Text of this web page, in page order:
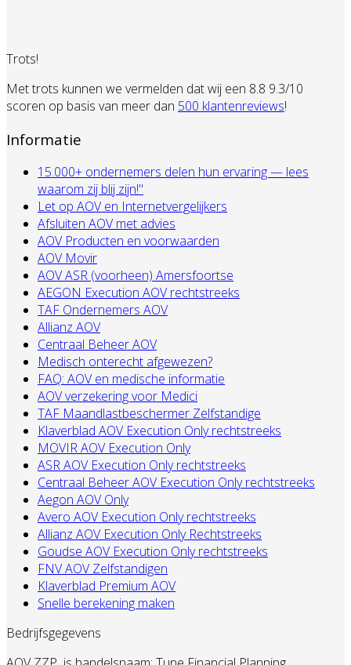
Trots!
Met trots kunnen we vermelden dat wij een 8.8 9.3/10
scoren op basis van meer dan 500 klantenreviews!
Informatie
15.000+ ondernemers delen hun ervaring — lees
waarom zij blij zijn!"
Let op AOV en Internetvergelijkers
Afsluiten AOV met advies
AOV Producten en voorwaarden
AOV Movir
AOV ASR (voorheen) Amersfoortse
AEGON Execution AOV rechtstreeks
TAF Ondernemers AOV
Allianz AOV
Centraal Beheer AOV
Medisch onterecht afgewezen?
FAQ: AOV en medische informatie
AOV verzekering voor Medici
TAF Maandlastbeschermer Zelfstandige
Klaverblad AOV Execution Only rechtstreeks
MOVIR AOV Execution Only
ASR AOV Execution Only rechtstreeks
Centraal Beheer AOV Execution Only rechtstreeks
Aegon AOV Only
Avero AOV Execution Only rechtstreeks
Allianz AOV Execution Only Rechtstreeks
Goudse AOV Execution Only rechtstreeks
FNV AOV Zelfstandigen
Klaverblad Premium AOV
Snelle berekening maken
Bedrijfsgegevens